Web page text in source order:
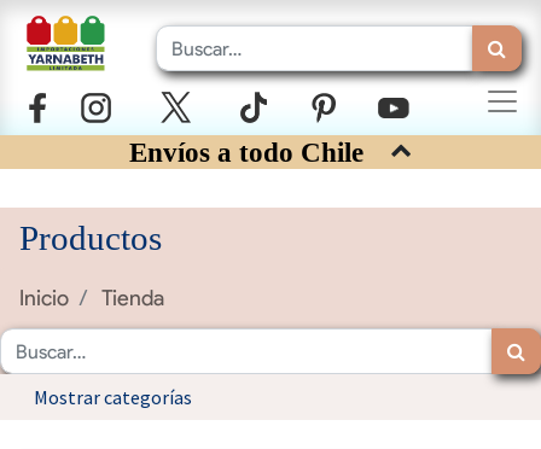
Envíos a todo Chile
Productos
Inicio Tienda
Mostrar categorías